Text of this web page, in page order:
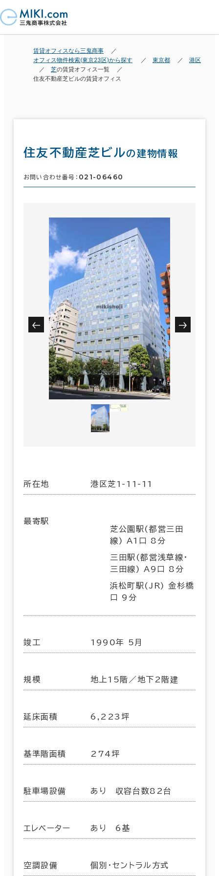
賃貸オフィスなら三鬼商事
オフィス物件検索(東京23区)から探す
東京都
港区
芝の賃貸オフィス一覧
住友不動産芝ビルの賃貸オフィス
住友不動産芝ビルの建物情報
お問い合わせ番号： 021-06460
所在地 港区芝1-11-11
最寄駅
芝公園駅(都営三田
線) A1口 8分
三田駅(都営浅草線･
三田線) A9口 8分
浜松町駅(JR) 金杉橋
口 9分
竣工 1990年 5月
規模 地上15階／地下2階建
延床面積 6,223坪
基準階面積 274坪
駐車場設備 あり 収容台数82台
エレベーター あり 6基
空調設備 個別・セントラル方式